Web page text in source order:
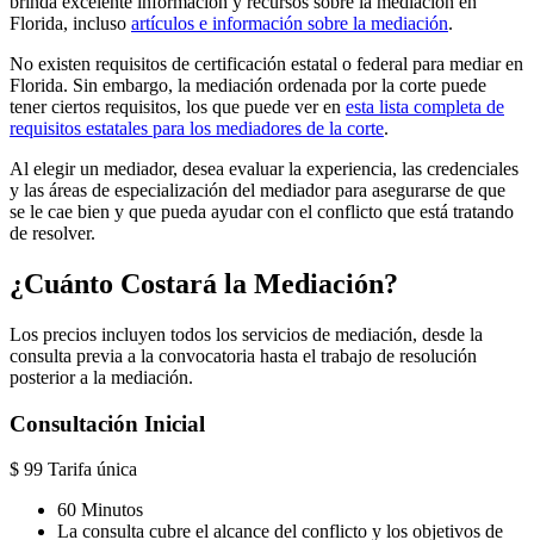
Florida, incluso artículos e información sobre la mediación.
No existen requisitos de certificación estatal o federal para mediar en
Florida. Sin embargo, la mediación ordenada por la corte puede
tener ciertos requisitos, los que puede ver en esta lista completa de
requisitos estatales para los mediadores de la corte.
Al elegir un mediador, desea evaluar la experiencia, las credenciales
y las áreas de especialización del mediador para asegurarse de que
se le cae bien y que pueda ayudar con el conflicto que está tratando
de resolver.
¿Cuánto Costará la Mediación?
Los precios incluyen todos los servicios de mediación, desde la
consulta previa a la convocatoria hasta el trabajo de resolución
posterior a la mediación.
Consultación Inicial
$ 99 Tarifa única
60 Minutos
La consulta cubre el alcance del conflicto y los objetivos de